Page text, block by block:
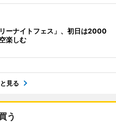
ーナイトフェス」、初日は2000
楽しむ
見る
う